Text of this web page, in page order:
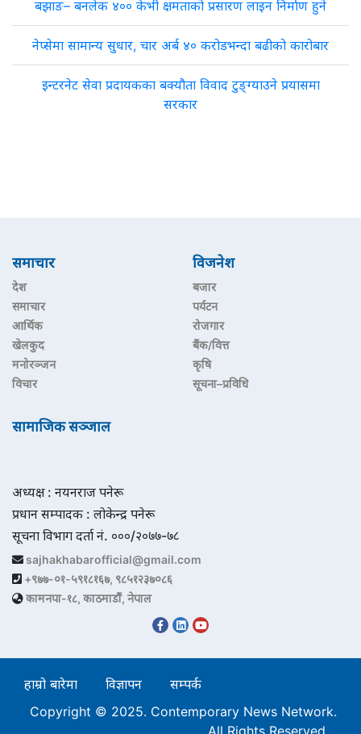
बझाङ– बनलेक ४०० केभी क्षमताको प्रसारण लाइन निर्माण हुने
नेप्सेमा सामान्य सुधार, चार अर्ब ४० करोडभन्दा बढीको कारोबार
इन्टरनेट सेवा प्रदायकका बक्यौता विवाद टुङ्ग्याउने प्रयासमा
सरकार
समाचार
देश
समाचार
आर्थिक
खेलकुद
मनोरञ्जन
विचार
विजनेश
बजार
पर्यटन
रोजगार
बैंक/वित्त
कृषि
सूचना–प्रविधि
सामाजिक सञ्जाल
अध्यक्ष : नयनराज पनेरू
प्रधान सम्पादक : लोकेन्द्र पनेरू
सूचना विभाग दर्ता नं. ०००/२०७७-७८
sajhakhabarofficial@gmail.com
+९७७-०१-५९१८१६७, ९८५१२३७०८६
कामनपा-१८, काठमाडौं, नेपाल
हाम्रो बारेमा विज्ञापन
सम्पर्क
Copyright © 2025. Contemporary News Network.
All Rights Reserved.